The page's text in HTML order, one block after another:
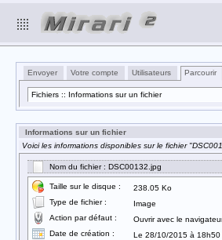
Envoyer Votre compte Utilisateurs Parcourir
Fichiers :: Informations sur un fichier
Informations sur un fichier
Voici les informations disponibles sur le fichier
Nom du fichier : DSC00132.jpg
Taille sur le disque :
238.05 Ko
Type de fichier :
Image
Action par défaut :
Ouvrir avec le
Date de création :
Le 28/10/2015 à 18h50